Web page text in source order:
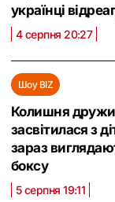
українці
4 серпня 20:27
Шоу BIZ
Колишня
засвітилася з
зараз
боксу
5 серпня 19:11